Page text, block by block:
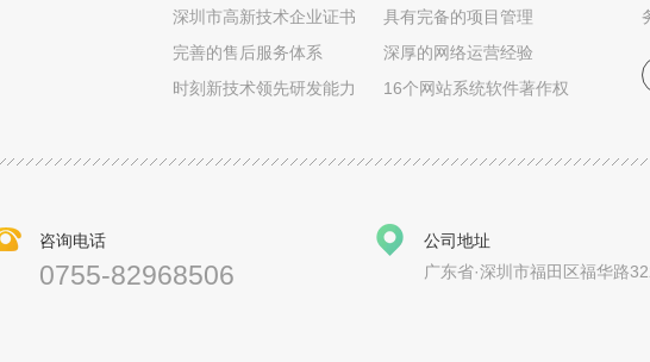
深圳市高新技术企业证书
具有完备的项目管理
完善的售后服务体系
深厚的网络运营经验
时刻新技术领先研发能力
16个网站系统软件著作权
咨询电话
0755-82968506
公司地址
广东省·深圳市福田区福华路